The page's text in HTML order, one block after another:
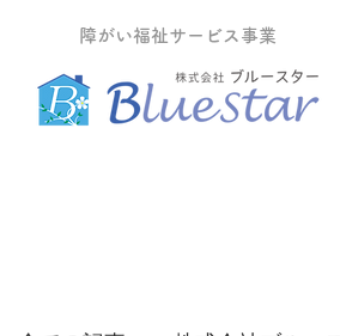
障がい福祉サービス事業